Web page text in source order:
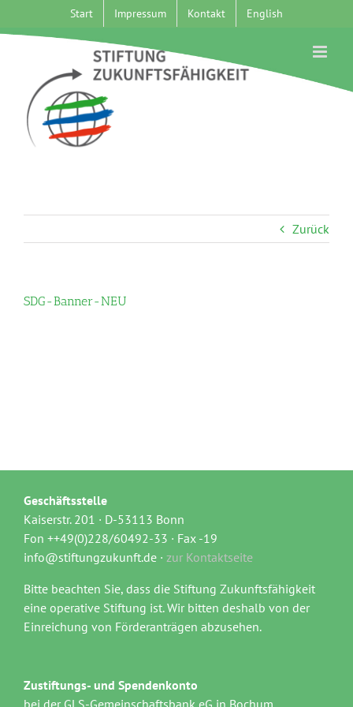
Start Impressum Kontakt English
Zurück
SDG-Banner-NEU
Geschäftsstelle
Kaiserstr. 201 · D-53113 Bonn
Fon ++49(0)228/60492-33 · Fax -19
info@stiftungzukunft.de · zur Kontaktseite
Bitte beachten Sie, dass die Stiftung Zukunftsfähigkeit
eine operative Stiftung ist. Wir bitten deshalb von der
Einreichung von Förderanträgen abzusehen.
Zustiftungs- und Spendenkonto